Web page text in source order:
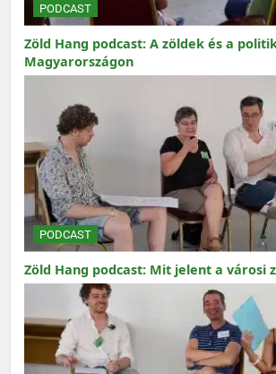
PODCAST
Zöld Hang podcast: A zöldek és a
Magyarországon
PODCAST
Zöld Hang podcast: Mit jelent a városi